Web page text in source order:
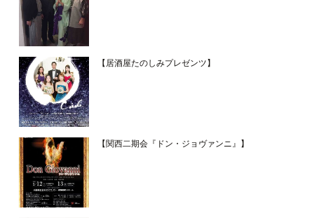
【居酒屋たのしみプレゼンツ】
【関西二期会『ドン・ジョヴァンニ』】